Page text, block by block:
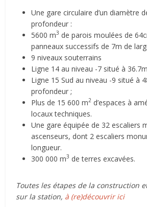
Une gare circulaire d’un diamètre
profondeur :
5600 m3 de parois moulées de
panneaux successifs de 7m de
9 niveaux souterrains
Ligne 14 au niveau -7 situé à
Ligne 15 Sud au niveau -9 situé à
profondeur ;
Plus de 15 600 m2 d’espaces à
locaux techniques.
Une gare équipée de 32 escaliers
ascenseurs, dont 2 escaliers
longueur.
300 000 m3 de terres excavées.
Toutes les étapes de la construction
sur la station, à (re)découvrir ici